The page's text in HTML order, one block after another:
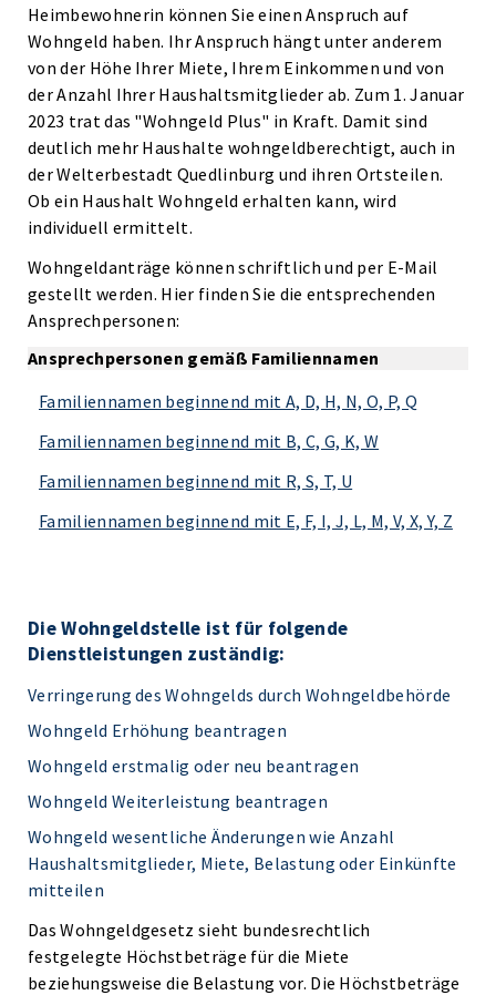
Heimbewohnerin können Sie einen Anspruch auf
Wohngeld haben. Ihr Anspruch hängt unter anderem
von der Höhe Ihrer Miete, Ihrem Einkommen und von
der Anzahl Ihrer Haushaltsmitglieder ab. Zum 1. Januar
2023 trat das "Wohngeld Plus" in Kraft. Damit sind
deutlich mehr Haushalte wohngeldberechtigt, auch in
der Welterbestadt Quedlinburg und ihren Ortsteilen.
Ob ein Haushalt Wohngeld erhalten kann, wird
individuell ermittelt.
Wohngeldanträge können schriftlich und per E-Mail
gestellt werden. Hier finden Sie die entsprechenden
Ansprechpersonen:
Ansprechpersonen gemäß Familiennamen
Familiennamen beginnend mit A, D, H, N, O, P, Q
Familiennamen beginnend mit B, C, G, K, W
Familiennamen beginnend mit R, S, T, U
Familiennamen beginnend mit E, F, I, J, L, M, V, X, Y, Z
Die Wohngeldstelle ist für folgende
Dienstleistungen zuständig:
Verringerung des Wohngelds durch Wohngeldbehörde
Wohngeld Erhöhung beantragen
Wohngeld erstmalig oder neu beantragen
Wohngeld Weiterleistung beantragen
Wohngeld wesentliche Änderungen wie Anzahl
Haushaltsmitglieder, Miete, Belastung oder Einkünfte
mitteilen
Das Wohngeldgesetz sieht bundesrechtlich
festgelegte Höchstbeträge für die Miete
beziehungsweise die Belastung vor. Die Höchstbeträge